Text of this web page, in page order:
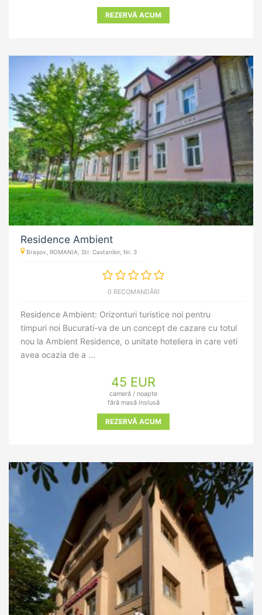
REZERVĂ ACUM
Residence Ambient
Brașov, ROMANIA, Str. Castanilor, Nr. 3
0 RECOMANDĂRI
Residence Ambient: Orizonturi turistice noi pentru
timpuri noi Bucurati-va de un concept de cazare cu totul
nou la Ambient Residence, o unitate hoteliera in care veti
avea ocazia de a ...
45 EUR
cameră / noapte
fără masă inslusă
REZERVĂ ACUM